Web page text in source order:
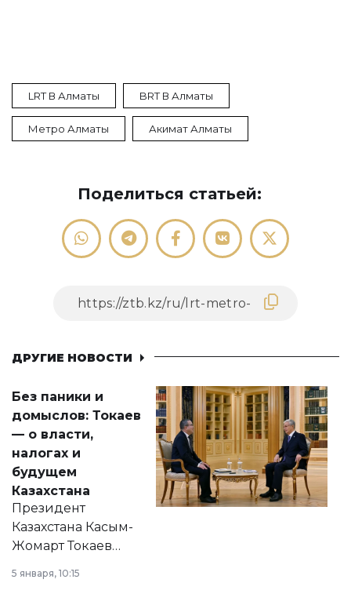
LRT В Алматы BRT В Алматы
Метро Алматы Акимат Алматы
Поделиться статьей:
ДРУГИЕ НОВОСТИ
Без паники и
домыслов: Токаев
— о власти,
налогах и
будущем
Казахстана
Президент
Казахстана Касым-
Жомарт Токаев
сразу несколько
5 января, 10:15